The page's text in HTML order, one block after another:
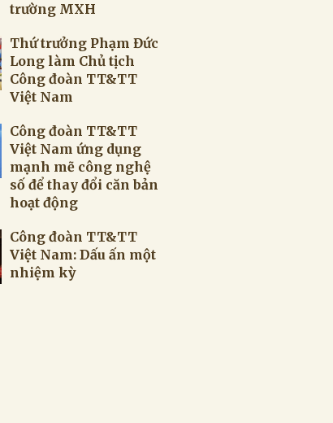
trường MXH
Thứ trưởng Phạm Đức
Long làm Chủ tịch
Công đoàn TT&TT
Việt Nam
Công đoàn TT&TT
Việt Nam ứng dụng
mạnh mẽ công nghệ
số để thay đổi căn bản
hoạt động
Công đoàn TT&TT
Việt Nam: Dấu ấn một
nhiệm kỳ